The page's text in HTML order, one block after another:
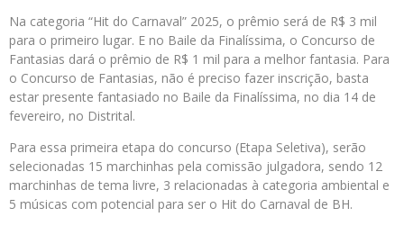
Na categoria “Hit do Carnaval” 2025, o prêmio será de R$ 3 mil
para o primeiro lugar. E no Baile da Finalíssima, o Concurso de
Fantasias dará o prêmio de R$ 1 mil para a melhor fantasia. Para
o Concurso de Fantasias, não é preciso fazer inscrição, basta
estar presente fantasiado no Baile da Finalíssima, no dia 14 de
fevereiro, no Distrital.
Para essa primeira etapa do concurso (Etapa Seletiva), serão
selecionadas 15 marchinhas pela comissão julgadora, sendo 12
marchinhas de tema livre, 3 relacionadas à categoria ambiental e
5 músicas com potencial para ser o Hit do Carnaval de BH.